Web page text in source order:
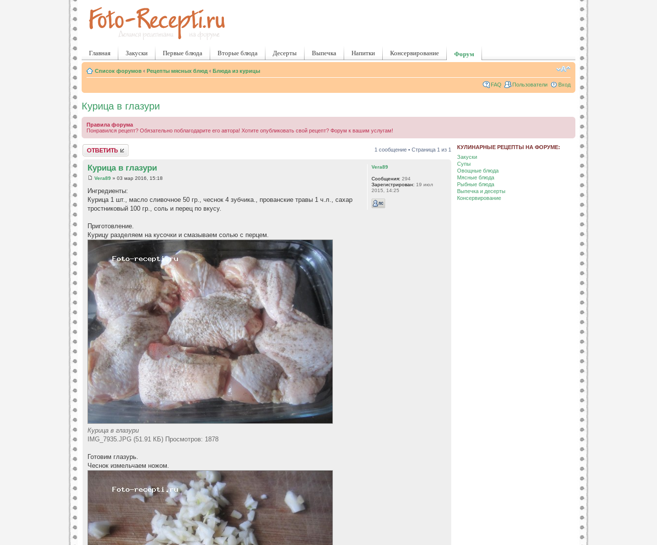
Главная Закуски Первые блюда Вторые блюда Десерты Выпечка Напитки Консервирование Форум
Список форумов ‹ Рецепты мясных блюд ‹ Блюда из курицы
FAQ Пользователи Вход
Курица в глазури
Правила форума
Понравился рецепт? Обязательно поблагодарите его автора! Хотите опубликовать свой рецепт? Форум к вашим услугам!
Ответить 1 сообщение • Страница 1 из 1
Курица в глазури
Vera89 » 03 мар 2016, 15:18
Ингредиенты:
Курица 1 шт., масло сливочное 50 гр., чеснок 4 зубчика., прованские травы 1 ч.л., сахар
тростниковый 100 гр., соль и перец по вкусу.
Приготовление.
Курицу разделяем на кусочки и смазываем солью с перцем.
Курица в глазури
IMG_7935.JPG (51.91 КБ) Просмотров: 1878
Готовим глазурь.
Чеснок измельчаем ножом.
Vera89
Сообщения: 294
Зарегистрирован: 19 июл
2015, 14:25
КУЛИНАРНЫЕ РЕЦЕПТЫ НА ФОРУМЕ:
Закуски
Супы
Овощные блюда
Мясные блюда
Рыбные блюда
Выпечка и десерты
Консервирование